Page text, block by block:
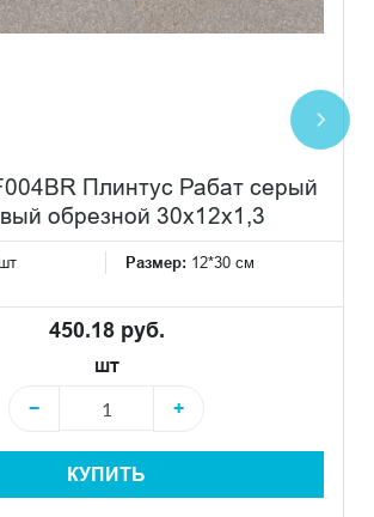
Плинтус Рабат серый
обрезной 30x12x1,3
Размер: 12*30 см
450.18 руб.
шт
−
+
КУПИТЬ